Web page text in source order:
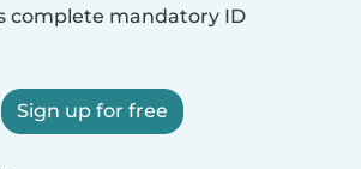
complete mandatory ID
Sign up for free